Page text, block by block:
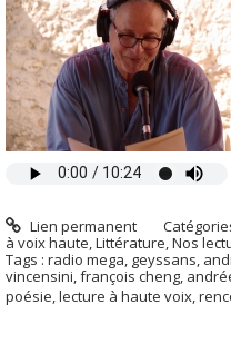
Lien permanent
à voix haute,Littérature,Nos
Tags : radio mega, geyssans,
vincensini,françois cheng,
poésie,lecture à haute voix,